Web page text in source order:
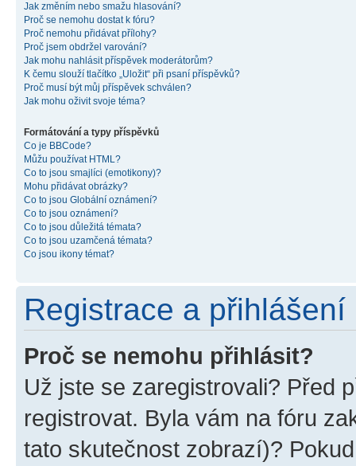
Jak změním nebo smažu hlasování?
Proč se nemohu dostat k fóru?
Proč nemohu přidávat přílohy?
Proč jsem obdržel varování?
Jak mohu nahlásit příspěvek moderátorům?
K čemu slouží tlačítko „Uložit“ při psaní příspěvků?
Proč musí být můj příspěvek schválen?
Jak mohu oživit svoje téma?
Formátování a typy příspěvků
Co je BBCode?
Můžu používat HTML?
Co to jsou smajlíci (emotikony)?
Mohu přidávat obrázky?
Co to jsou Globální oznámení?
Co to jsou oznámení?
Co to jsou důležitá témata?
Co to jsou uzamčená témata?
Co jsou ikony témat?
Registrace a přihlášení
Proč se nemohu přihlásit?
Už jste se zaregistrovali? Před
registrovat. Byla vám na fóru
tato skutečnost zobrazí)?